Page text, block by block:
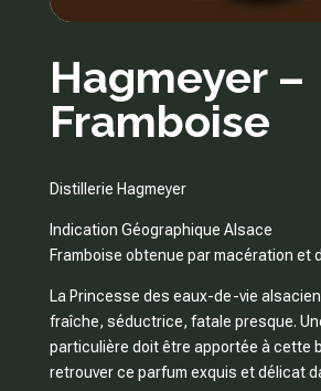
Hagmeyer –
Framboise
Distillerie Hagmeyer
Indication Géographique Alsace
Framboise obtenue par macération et
La Princesse des eaux-de-vie
fraîche, séductrice, fatale presque.
particulière doit être apportée à cette
retrouver ce parfum exquis et délicat